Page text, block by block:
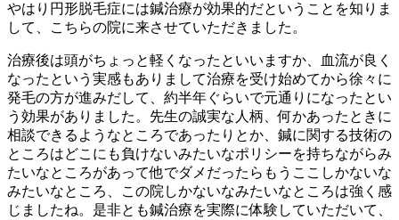
やはり円形脱毛症には鍼治療が効果的だということを知りま
して、こちらの院に来させていただきました。
治療後は頭がちょっと軽くなったといいますか、血流が良く
なったという実感もありまして治療を受け始めてから徐々に
発毛の方が進みだして、約半年ぐらいで元通りになったとい
う効果がありました。先生の誠実な人柄、何かあったときに
相談できるようなところであったりとか、鍼に関する技術の
ところはどこにも負けないみたいなポリシーを持ちながらみ
たいなところがあって他でダメだったらもうここしかないな
みたいなところ、この院しかないなみたいなところは強く感
じましたね。是非とも鍼治療を実際に体験していただいて、